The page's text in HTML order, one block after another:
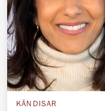
KÄNDISAR